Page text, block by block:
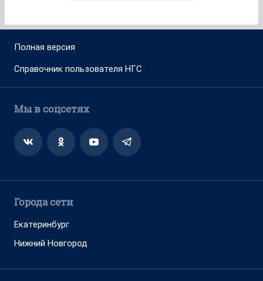
Полная версия
Справочник пользователя НГС
Мы в соцсетях
Города сети
Екатеринбург
Нижний Новгород